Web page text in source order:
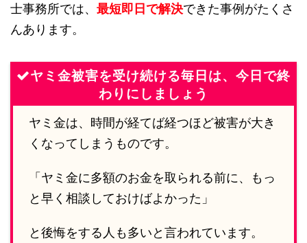
士事務所では、 最短即日で解決できた事例がたくさ
んあります。
ヤミ金被害を受け続ける毎日は、今日で終
わりにしましょう
ヤミ金は、時間が経てば経つほど被害が大き
くなってしまうものです。
「ヤミ金に多額のお金を取られる前に、もっ
と早く相談しておけばよかった」
と後悔をする人も多いと言われています。